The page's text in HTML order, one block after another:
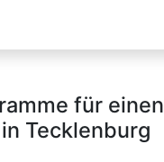
für einen
Tecklenburg